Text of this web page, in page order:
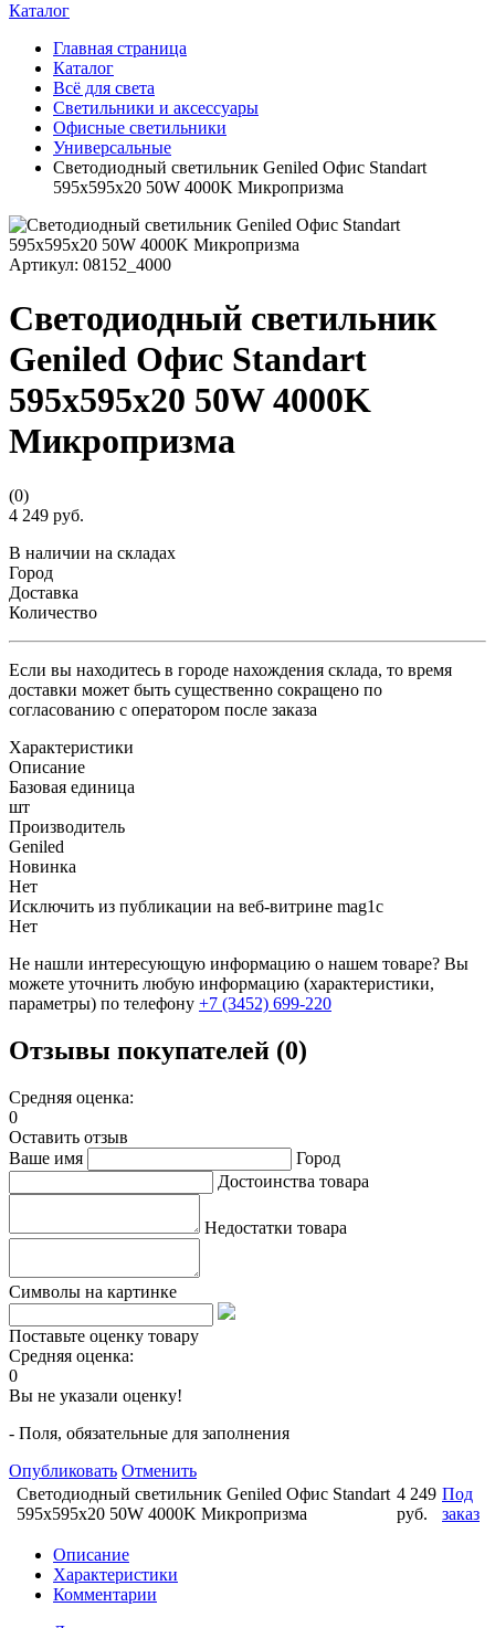
Каталог
Главная страница
Каталог
Всё для света
Светильники и аксессуары
Офисные светильники
Универсальные
Светодиодный светильник Geniled Офис Standart
595х595х20 50W 4000K Микропризма
Артикул: 08152_4000
Светодиодный светильник
Geniled Офис Standart
595х595х20 50W 4000K
Микропризма
(0)
4 249 руб.
В наличии на складах
Город
Доставка
Количество
Если вы находитесь в городе нахождения склада, то время
доставки может быть существенно сокращено по
согласованию с оператором после заказа
Характеристики
Описание
Базовая единица
шт
Производитель
Geniled
Новинка
Нет
Исключить из публикации на веб-витрине mag1c
Нет
Не нашли интересующую информацию о нашем товаре? Вы
можете уточнить любую информацию (характеристики,
параметры) по телефону +7 (3452) 699-220
Отзывы покупателей (0)
Средняя оценка:
0
Оставить отзыв
Ваше имя
Город
Достоинства товара
Недостатки товара
Символы на картинке
Поставьте оценку товару
Средняя оценка:
0
Вы не указали оценку!
- Поля, обязательные для заполнения
Опубликовать Отменить
Светодиодный светильник Geniled Офис Standart
595х595х20 50W 4000K Микропризма
4 249
руб.
Под
заказ
Описание
Характеристики
Комментарии